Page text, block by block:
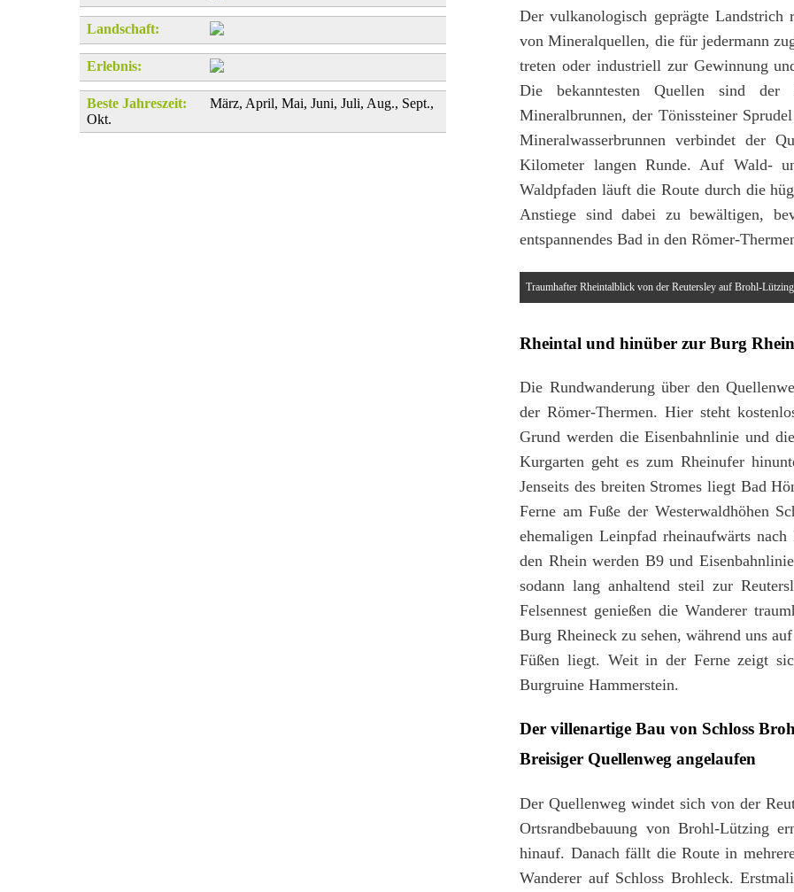
Landschaft:
Erlebnis:
Beste Jahreszeit:
März, April, Mai, Juni, Juli, Aug., Sept.,
Okt.
Der vulkanologisch geprägte
von Mineralquellen, die für jedermann
treten oder industriell zur Gewinnung
Die bekanntesten Quellen sind
Mineralbrunnen, der Tönissteiner
Mineralwasserbrunnen verbindet der
Kilometer langen Runde. Auf Wald-
Waldpfaden läuft die Route durch die
Anstiege sind dabei zu bewältigen,
entspannendes Bad in den Römer-
Traumhafter Rheintalblick von der Reutersley auf Brohl-Lützing
Rheintal und hinüber zur Burg
Die Rundwanderung über den
der Römer-Thermen. Hier steht
Grund werden die Eisenbahnlinie und
Kurgarten geht es zum Rheinufer
Jenseits des breiten Stromes liegt Bad
Ferne am Fuße der Westerwaldhöhen
ehemaligen Leinpfad rheinaufwärts
den Rhein werden B9 und
sodann lang anhaltend steil zur
Felsennest genießen die Wanderer
Burg Rheineck zu sehen, während uns
Füßen liegt. Weit in der Ferne zeigt
Burgruine Hammerstein.
Der villenartige Bau von Schloss
Breisiger Quellenweg angelaufen
Der Quellenweg windet sich von der
Ortsrandbebauung von Brohl-Lützing
hinauf. Danach fällt die Route in
Wanderer auf Schloss Brohleck.